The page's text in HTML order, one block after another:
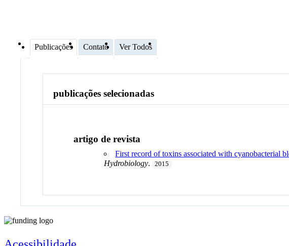
Publicações Contato Ver Todos
publicações selecionadas
artigo de revista
First record of toxins associated with cyanobacterial
Hydrobiology. 2015